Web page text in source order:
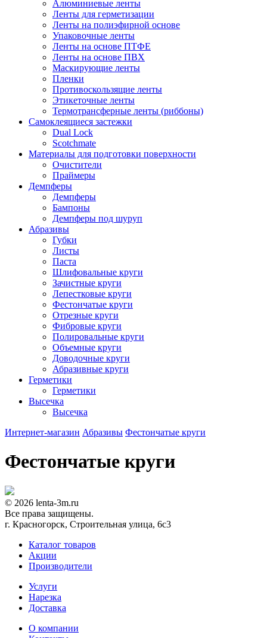
Алюминиевые ленты
Ленты для герметизации
Ленты на полиэфирной основе
Упаковочные ленты
Ленты на основе ПТФЕ
Ленты на основе ПВХ
Маскирующие ленты
Пленки
Противоскользящие ленты
Этикеточные ленты
Термотрансферные ленты (риббоны)
Cамоклеящиеся застежки
Dual Lock
Scotchmate
Материалы для подготовки поверхности
Очистители
Праймеры
Демпферы
Демпферы
Бампоны
Демпферы под шуруп
Абразивы
Губки
Листы
Паста
Шлифовальные круги
Зачистные круги
Лепестковые круги
Фестончатые круги
Отрезные круги
Фибровые круги
Полировальные круги
Объемные круги
Доводочные круги
Абразивные круги
Герметики
Герметики
Высечка
Высечка
Интернет-магазин Абразивы Фестончатые круги
Фестончатые круги
© 2026 lenta-3m.ru
Все права защищены.
г. Красногорск, Строительная улица, 6с3
Каталог товаров
Акции
Производители
Услуги
Нарезка
Доставка
О компании